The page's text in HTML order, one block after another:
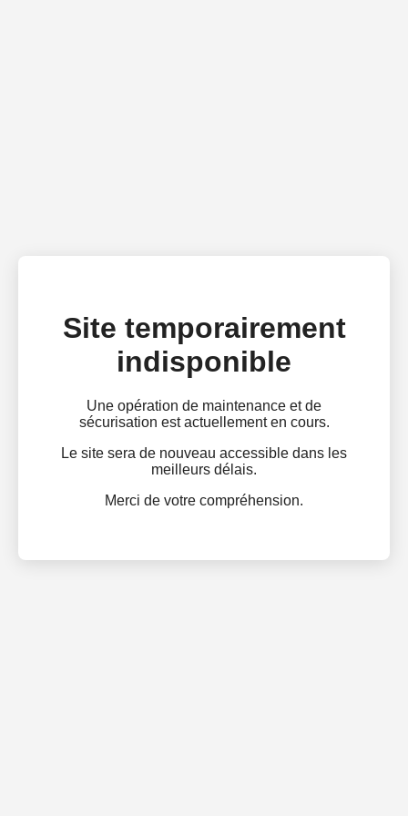
Site temporairement
indisponible
Une opération de maintenance et de
sécurisation est actuellement en cours.
Le site sera de nouveau accessible dans les
meilleurs délais.
Merci de votre compréhension.